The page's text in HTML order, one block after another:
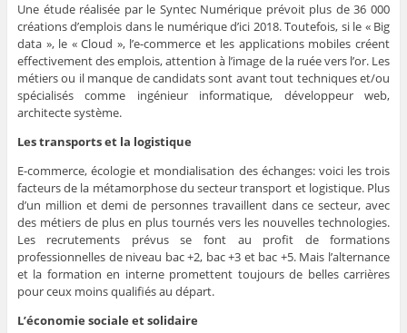
Une étude réalisée par le Syntec Numérique prévoit plus de 36 000
créations d’emplois dans le numérique d’ici 2018. Toutefois, si le « Big
data », le « Cloud », l’e-commerce et les applications mobiles créent
effectivement des emplois, attention à l’image de la ruée vers l’or. Les
métiers ou il manque de candidats sont avant tout techniques et/ou
spécialisés comme ingénieur informatique, développeur web,
architecte système.
Les transports et la logistique
E-commerce, écologie et mondialisation des échanges: voici les trois
facteurs de la métamorphose du secteur transport et logistique. Plus
d’un million et demi de personnes travaillent dans ce secteur, avec
des métiers de plus en plus tournés vers les nouvelles technologies.
Les recrutements prévus se font au profit de formations
professionnelles de niveau bac +2, bac +3 et bac +5. Mais l’alternance
et la formation en interne promettent toujours de belles carrières
pour ceux moins qualifiés au départ.
L’économie sociale et solidaire